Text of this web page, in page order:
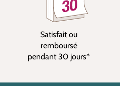
Satisfait ou
remboursé
pendant 30 jours*